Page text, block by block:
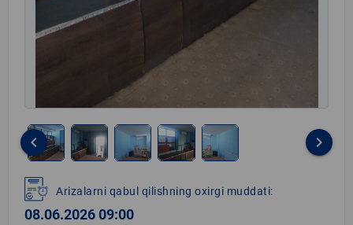
1
of
5
keyboard_arrow_left keyboard_arrow_right
Arizalarni qabul qilishning oxirgi muddati:
08.06.2026 09:00